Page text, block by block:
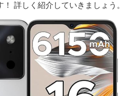
詳しく紹介していきましょう。